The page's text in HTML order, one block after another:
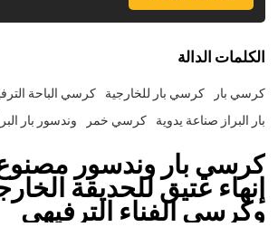
الكلمات الدالة
كرسي بار كرسي بار للخارجية
كرسي الباحة
بار البراز صناعة يدوية
كرسي خمر وندسور بار
كرسي بار وندسور
إنهاء عتيق للحديقة
وكرسي الفناء الترفيهي